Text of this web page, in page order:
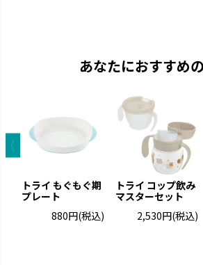
あなたにおすすめ
トライ もぐもぐ期
プレート
880円(税込)
トライ コップ飲み
マスターセット
2,530円(税込)